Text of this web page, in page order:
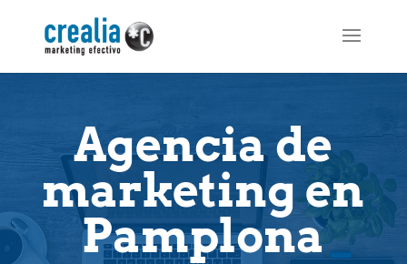
Agencia de
marketing en
Pamplona